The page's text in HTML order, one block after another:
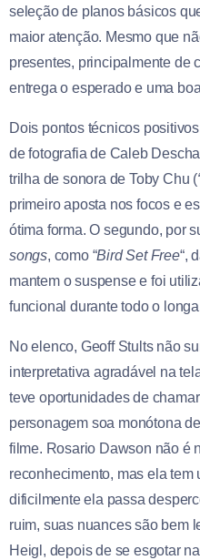
seleção de planos básicos
maior atenção. Mesmo que
presentes, principalmente de
entrega o esperado e uma
Dois pontos técnicos
de fotografia de Caleb
trilha de sonora de Toby Chu (
primeiro aposta nos focos e
ótima forma. O segundo, por
songs, como “Bird Set Free“,
mantem o suspense e foi
funcional durante todo o
No elenco, Geoff Stults não
interpretativa agradável na
teve oportunidades de
personagem soa monótona
filme. Rosario Dawson não é
reconhecimento, mas ela tem
dificilmente ela passa
ruim, suas nuances são bem
Heigl, depois de se esgotar